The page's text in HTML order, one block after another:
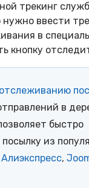
трекинг
нужно ввести
в
кнопку
отслеживанию
в
быстро
из
Алиэкспресс,